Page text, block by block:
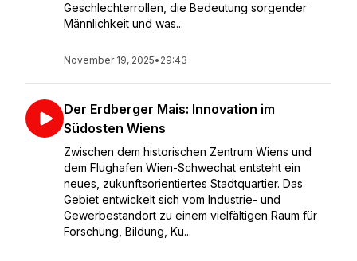
Geschlechterrollen, die Bedeutung sorgender
Männlichkeit und was...
November 19, 2025• 29:43
Der Erdberger Mais: Innovation im
Südosten Wiens
Zwischen dem historischen Zentrum Wiens und
dem Flughafen Wien-Schwechat entsteht ein
neues, zukunftsorientiertes Stadtquartier. Das
Gebiet entwickelt sich vom Industrie- und
Gewerbestandort zu einem vielfältigen Raum für
Forschung, Bildung, Ku...